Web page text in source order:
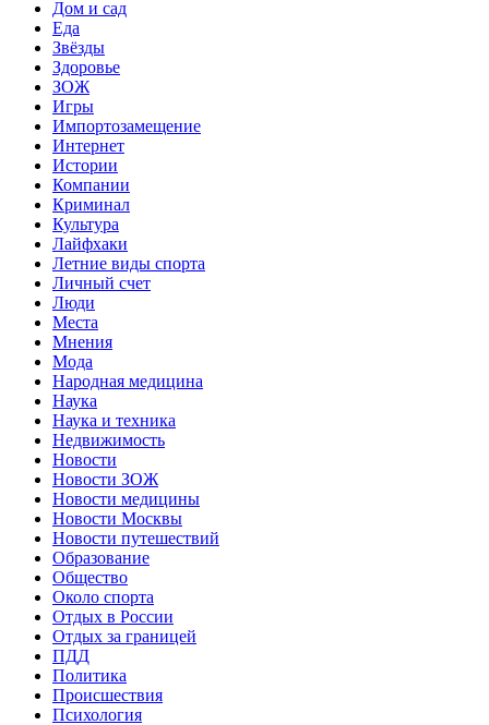
Дом и сад
Еда
Звёзды
Здоровье
ЗОЖ
Игры
Импортозамещение
Интернет
Истории
Компании
Криминал
Культура
Лайфхаки
Летние виды спорта
Личный счет
Люди
Места
Мнения
Мода
Народная медицина
Наука
Наука и техника
Недвижимость
Новости
Новости ЗОЖ
Новости медицины
Новости Москвы
Новости путешествий
Образование
Общество
Около спорта
Отдых в России
Отдых за границей
ПДД
Политика
Происшествия
Психология